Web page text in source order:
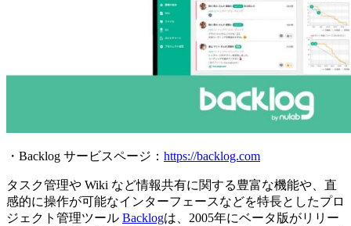
・Backlog サービスページ： https://backlog.com
タスク管理や Wiki など情報共有に関する豊富な機能や、直
感的に操作が可能なインターフェースなどを特長としたプロ
ジェクト管理ツール Backlogは、2005年にベータ版がリリー